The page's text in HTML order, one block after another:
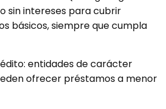
sin intereses para cubrir
básicos, siempre que cumpla
entidades de carácter
ofrecer préstamos a menor